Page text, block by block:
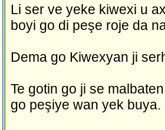
Li ser ve yeke kiwexi u
boyi go di peşe roje da
Dema go Kiwexyan ji
Te gotin go ji se
go peşiye wan yek buya.